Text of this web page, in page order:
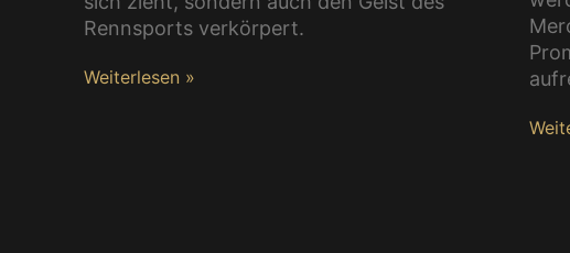
Rennsports verkörpert.
Weiterlesen »